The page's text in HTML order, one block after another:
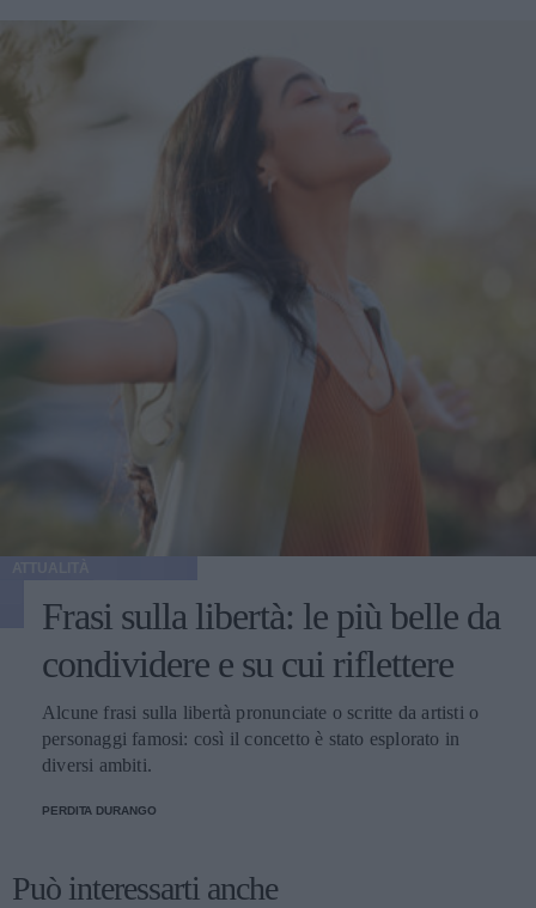
Frasi sulla libertà: le più belle da
condividere e su cui riflettere
Alcune frasi sulla libertà pronunciate o scritte da artisti o
personaggi famosi: così il concetto è stato esplorato in
diversi ambiti.
PERDITA DURANGO
Può interessarti anche